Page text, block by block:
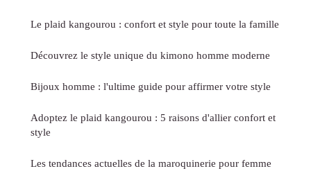
Le plaid kangourou : confort et style pour toute la famille
Découvrez le style unique du kimono homme moderne
Bijoux homme : l'ultime guide pour affirmer votre style
Adoptez le plaid kangourou : 5 raisons d'allier confort et
style
Les tendances actuelles de la maroquinerie pour femme